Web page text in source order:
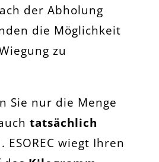
der Abholung
die Möglichkeit
zu
Sie nur die Menge
tatsächlich
ESOREC wiegt Ihren